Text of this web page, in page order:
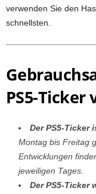
verwenden Sie den
schnellsten.
PS5-
Der PS5-Ticker
Montag bis Freitag
Entwicklungen
jeweiligen Tages.
Der PS5-Ticker